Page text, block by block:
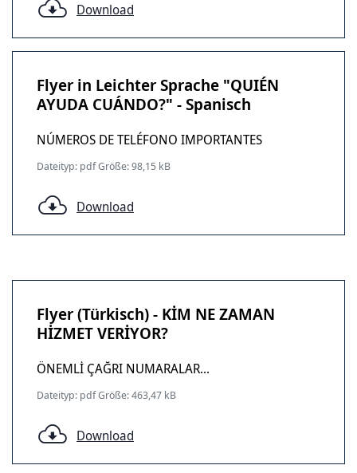
Download
Flyer in Leichter Sprache "QUIÉN
AYUDA CUÁNDO?" - Spanisch
NÚMEROS DE TELÉFONO IMPORTANTES
Dateityp: pdf Größe: 98,15 kB
Download
Flyer (Türkisch) - KİM NE ZAMAN
HİZMET VERİYOR?
ÖNEMLİ ÇAĞRI NUMARALAR...
Dateityp: pdf Größe: 463,47 kB
Download